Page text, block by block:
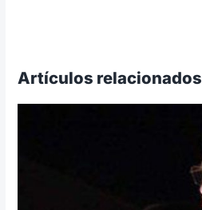
Artículos relacionados